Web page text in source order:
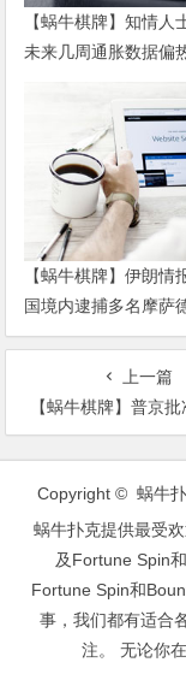
【蜗牛棋牌】知情人
未来几周通胀数据偏
【蜗牛棋牌】伊朗情
国境内逮捕多名摩萨
上一篇
【蜗牛棋牌】普京批准俄建设独立互联网 美媒
文
Copyright © 蜗牛
蜗牛扑克提供最受
及Fortune Spin
Fortune Spin和
事，我们都有适合
注。 无论你